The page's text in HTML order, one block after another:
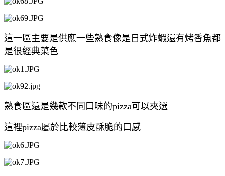
這一區主要是供應一些熟食像是日式炸蝦還有烤香魚都
是很經典菜色
熟食區還是幾款不同口味的pizza可以夾選
這裡pizza屬於比較薄皮酥脆的口感